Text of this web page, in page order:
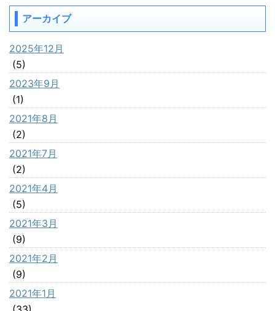
アーカイブ
2025年12月
(5)
2023年9月
(1)
2021年8月
(2)
2021年7月
(2)
2021年4月
(5)
2021年3月
(9)
2021年2月
(9)
2021年1月